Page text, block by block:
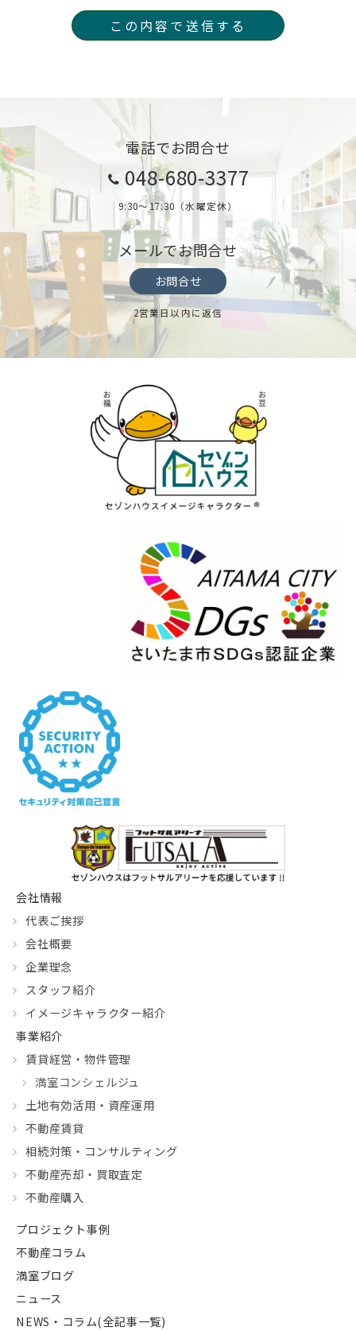
電話でお問合せ
048-680-3377
9:30～17:30（水曜定休）
メールでお問合せ
お問合せ
2営業日以内に返信
会社情報
代表ご挨拶
会社概要
企業理念
スタッフ紹介
イメージキャラクター紹介
事業紹介
賃貸経営・物件管理
満室コンシェルジュ
土地有効活用・資産運用
不動産賃貸
相続対策・コンサルティング
不動産売却・買取査定
不動産購入
プロジェクト事例
不動産コラム
満室ブログ
ニュース
NEWS・コラム(全記事一覧)